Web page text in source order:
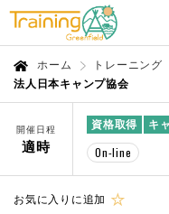
ホーム トレーニング
法人日本キャンプ協会
開催日程
適時
資格取得
キ
On-line
お気に入りに追加